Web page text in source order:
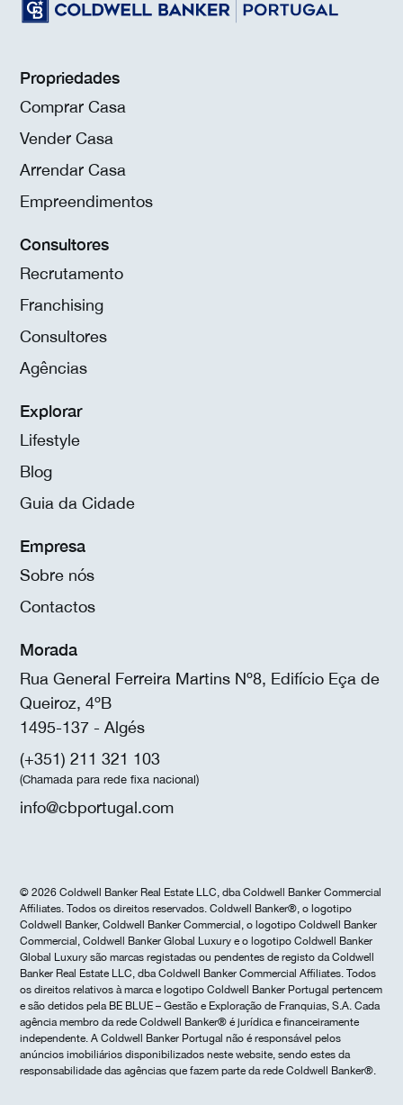
Propriedades
Comprar Casa
Vender Casa
Arrendar Casa
Empreendimentos
Consultores
Recrutamento
Franchising
Consultores
Agências
Explorar
Lifestyle
Blog
Guia da Cidade
Empresa
Sobre nós
Contactos
Morada
Rua General Ferreira Martins Nº8, Edifício Eça de
Queiroz, 4ºB
1495-137 - Algés
(+351) 211 321 103
(Chamada para rede fixa nacional)
info@cbportugal.com
© 2026 Coldwell Banker Real Estate LLC, dba Coldwell Banker Commercial
Affiliates. Todos os direitos reservados. Coldwell Banker®, o logotipo
Coldwell Banker, Coldwell Banker Commercial, o logotipo Coldwell Banker
Commercial, Coldwell Banker Global Luxury e o logotipo Coldwell Banker
Global Luxury são marcas registadas ou pendentes de registo da Coldwell
Banker Real Estate LLC, dba Coldwell Banker Commercial Affiliates. Todos
os direitos relativos à marca e logotipo Coldwell Banker Portugal pertencem
e são detidos pela BE BLUE – Gestão e Exploração de Franquias, S.A. Cada
agência membro da rede Coldwell Banker® é jurídica e financeiramente
independente. A Coldwell Banker Portugal não é responsável pelos
anúncios imobiliários disponibilizados neste website, sendo estes da
responsabilidade das agências que fazem parte da rede Coldwell Banker®.